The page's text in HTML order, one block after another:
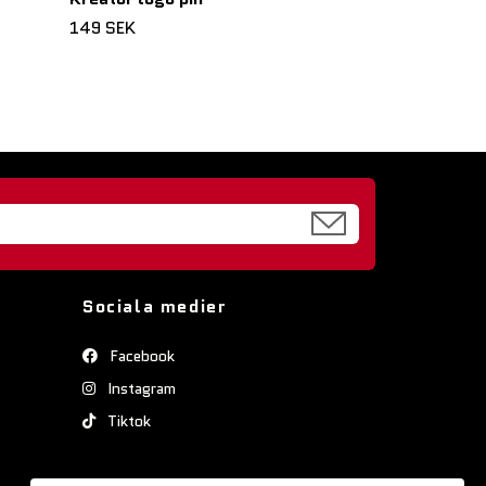
149 SEK
Sociala medier
Facebook
Instagram
Tiktok